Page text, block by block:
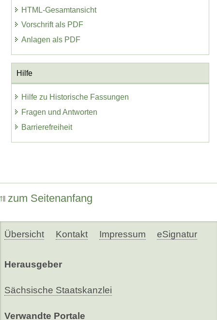
HTML-Gesamtansicht
Vorschrift als PDF
Anlagen als PDF
Hilfe
Hilfe zu Historische Fassungen
Fragen und Antworten
Barrierefreiheit
zum Seitenanfang
Übersicht Kontakt Impressum eSignatur
Herausgeber
Sächsische Staatskanzlei
Verwandte Portale